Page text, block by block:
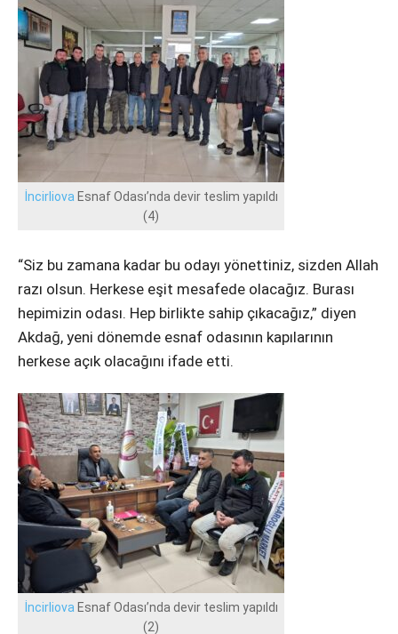
İncirliovaEsnaf Odası’nda devir teslim yapıldı
(4)
“Siz bu zamana kadar bu odayı yönettiniz, sizden Allah
razı olsun. Herkese eşit mesafede olacağız. Burası
hepimizin odası. Hep birlikte sahip çıkacağız,” diyen
Akdağ, yeni dönemde esnaf odasının kapılarının
herkese açık olacağını ifade etti.
İncirliova Esnaf Odası’nda devir teslim yapıldı
(2)